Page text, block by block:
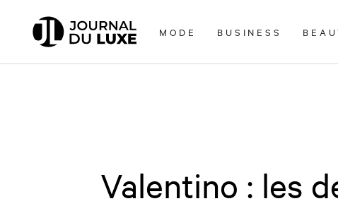
directement
MODE BUSINESS
Valentino : les